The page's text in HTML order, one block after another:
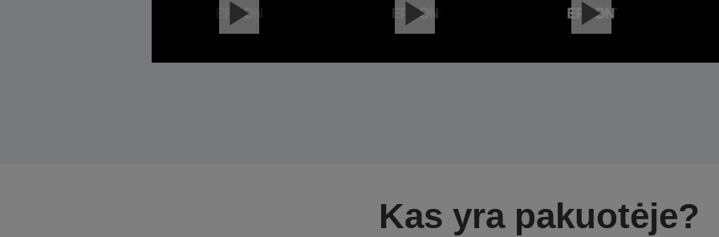
Kas yra pakuotėje?